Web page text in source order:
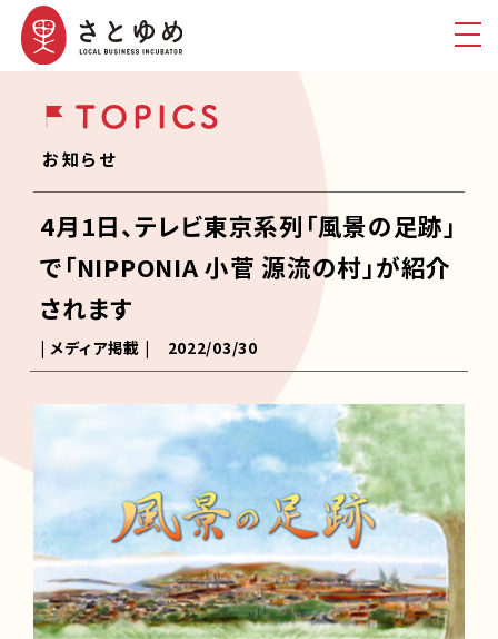
お知らせ
4月1日、テレビ東京系列「風景の足跡」
で「NIPPONIA 小菅 源流の村」が紹介
されます
| メディア掲載 | 2022/03/30